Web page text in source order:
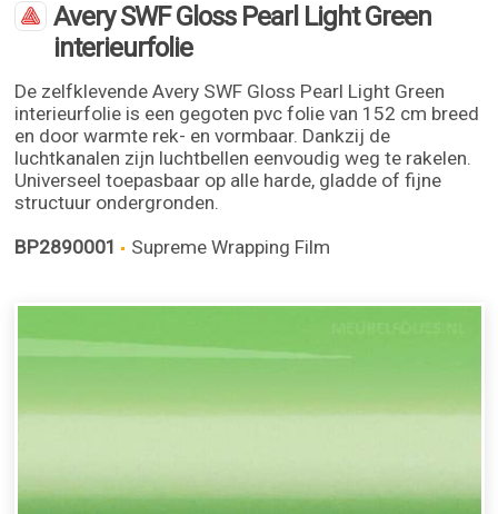
Avery SWF Gloss Pearl Light Green
interieurfolie
De zelfklevende Avery SWF Gloss Pearl Light Green
interieurfolie is een gegoten pvc folie van 152 cm breed
en door warmte rek- en vormbaar. Dankzij de
luchtkanalen zijn luchtbellen eenvoudig weg te rakelen.
Universeel toepasbaar op alle harde, gladde of fijne
structuur ondergronden.
BP2890001
Supreme Wrapping Film